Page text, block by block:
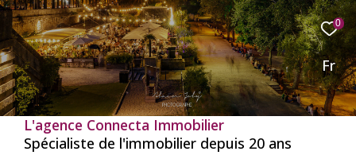
0
Fr
L'agence Connecta Immobilier
Spécialiste de l'immobilier depuis 20 ans
Effectuer
une
recherche
et
trouver
le
bien
Type
d'offre
Location
Type
de
bien
Type de bien
Ville